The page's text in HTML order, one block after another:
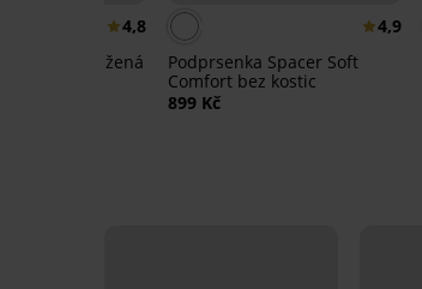
4,8
Eloisa vyztužená
4,9
Podprsenka Spacer Soft
Comfort bez kostic
899 Kč